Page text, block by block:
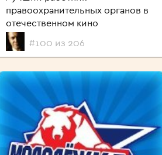
правоохранительных органов в
отечественном кино
#100 из 206